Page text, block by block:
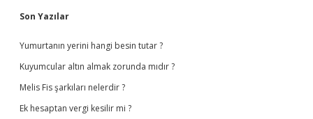
Sidebar
Son Yazılar
Yumurtanın yerini hangi besin tutar ?
Kuyumcular altın almak zorunda mıdır ?
Melis Fis şarkıları nelerdir ?
Ek hesaptan vergi kesilir mi ?